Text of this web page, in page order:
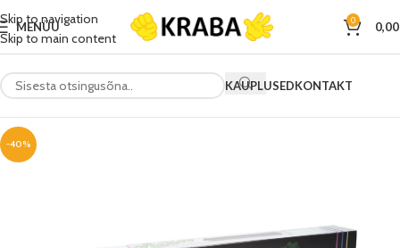
Skip to navigation
Skip to main content
MENÜÜ 0
KAUPLUSEDKONTAKT
-40%